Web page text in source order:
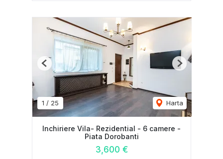
1 / 25 Harta
Previous Next
Inchiriere Vila- Rezidential - 6 camere -
Piata Dorobanti
3,600 €